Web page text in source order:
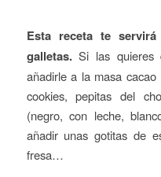
Esta receta te
galletas.Si las quieres
añadirle a la masa
cookies, pepitas del
(negro, con leche,
añadir unas gotitas de
fresa…